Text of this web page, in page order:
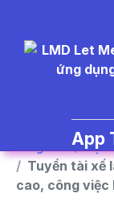
App
Trang chủ
Tuyển tài xế
cao, công việc